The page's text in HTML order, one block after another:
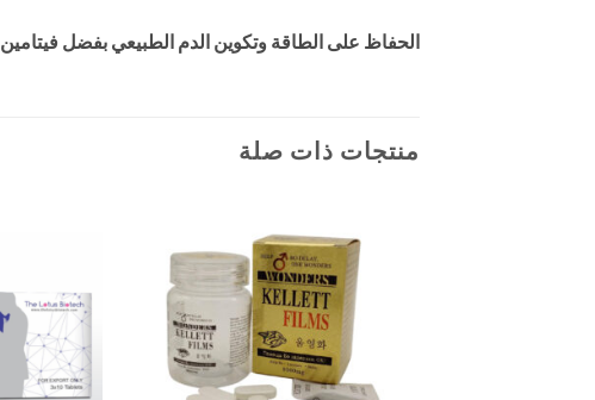
الحفاظ على الطاقة وتكوين الدم الطبيعي بفضل فيتامين B
منتجات ذات صلة